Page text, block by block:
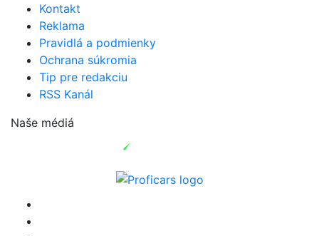
Kontakt
Reklama
Pravidlá a podmienky
Ochrana súkromia
Tip pre redakciu
RSS Kanál
Naše médiá